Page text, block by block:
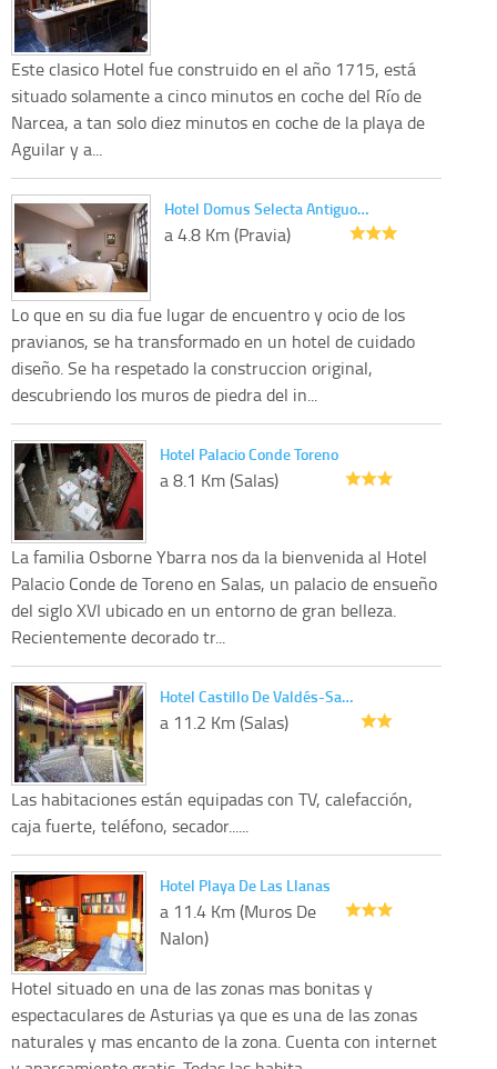
Este clasico Hotel fue construido en el año 1715, está
situado solamente a cinco minutos en coche del Río de
Narcea, a tan solo diez minutos en coche de la playa de
Aguilar y a...
Hotel Domus Selecta Antiguo…
a 4.8 Km (Pravia)
Lo que en su dia fue lugar de encuentro y ocio de los
pravianos, se ha transformado en un hotel de cuidado
diseño. Se ha respetado la construccion original,
descubriendo los muros de piedra del in...
Hotel Palacio Conde Toreno
a 8.1 Km (Salas)
La familia Osborne Ybarra nos da la bienvenida al Hotel
Palacio Conde de Toreno en Salas, un palacio de ensueño
del siglo XVI ubicado en un entorno de gran belleza.
Recientemente decorado tr...
Hotel Castillo De Valdés-Sa…
a 11.2 Km (Salas)
Las habitaciones están equipadas con TV, calefacción,
caja fuerte, teléfono, secador......
Hotel Playa De Las Llanas
a 11.4 Km (Muros De
Nalon)
Hotel situado en una de las zonas mas bonitas y
espectaculares de Asturias ya que es una de las zonas
naturales y mas encanto de la zona. Cuenta con internet